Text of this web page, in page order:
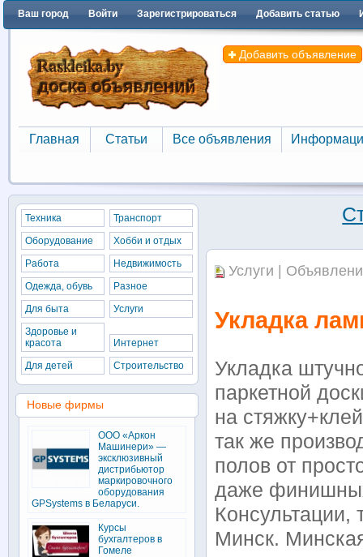
Ваш город Войти Зарегистрироваться Добавить статью
Добавить объявление
Главная
Главная
Статьи
Статьи
Все объявления
Все объявления
Услуги |
Укладка
Укладка
паркетной
на
так же
полов от
даже
Консультации,
Минск.
Техника
Транспорт
Оборудование
Хобби и отдых
Работа
Недвижимость
Одежда, обувь
Разное
Для быта
Услуги
Здоровье и
красота
Интернет
Для детей
Строительство
Новые фирмы
ООО «Аркон
Машинери» —
эксклюзивный
дистрибьютор
маркировочного
оборудования
GPSystems в Беларуси.
Курсы
бухгалтеров в
Гомеле